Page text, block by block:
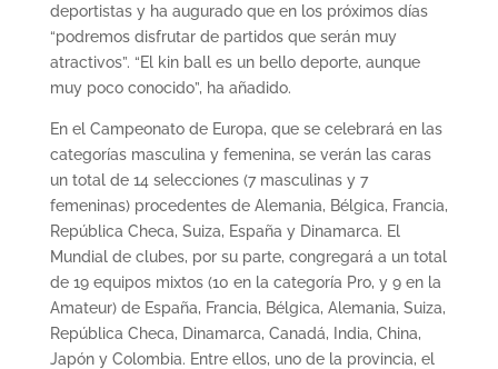
deportistas y ha augurado que en los próximos días
“podremos disfrutar de partidos que serán muy
atractivos”. “El kin ball es un bello deporte, aunque
muy poco conocido”, ha añadido.
En el Campeonato de Europa, que se celebrará en las
categorías masculina y femenina, se verán las caras
un total de 14 selecciones (7 masculinas y 7
femeninas) procedentes de Alemania, Bélgica, Francia,
República Checa, Suiza, España y Dinamarca. El
Mundial de clubes, por su parte, congregará a un total
de 19 equipos mixtos (10 en la categoría Pro, y 9 en la
Amateur) de España, Francia, Bélgica, Alemania, Suiza,
República Checa, Dinamarca, Canadá, India, China,
Japón y Colombia. Entre ellos, uno de la provincia, el